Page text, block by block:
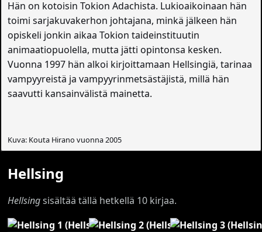
Hän on kotoisin Tokion Adachista. Lukioaikoinaan hän
toimi sarjakuvakerhon johtajana, minkä jälkeen hän
opiskeli jonkin aikaa Tokion taideinstituutin
animaatiopuolella, mutta jätti opintonsa kesken.
Vuonna 1997 hän alkoi kirjoittamaan Hellsingiä, tarinaa
vampyyreistä ja vampyyrinmetsästäjistä, millä hän
saavutti kansainvälistä mainetta.
Kuva: Kouta Hirano vuonna 2005
Hellsing
Hellsingsisältää tällä hetkellä 10 kirjaa.